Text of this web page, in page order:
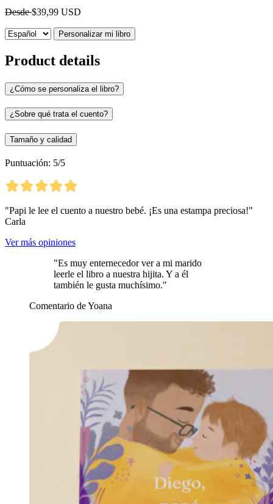
Desde$39,99 USD
Personalizar mi libro
Product details
¿Cómo se personaliza el libro?
¿Sobre qué trata el cuento?
Tamaño y calidad
Puntuación: 5/5
"Papi le lee el cuento a nuestro bebé. ¡Es una estampa preciosa!"
Carla
Ver más opiniones
"Es muy enternecedor ver a mi marido
leerle el libro a nuestra hijita. Y a él
también le gusta muchísimo."
Comentario de Yoana